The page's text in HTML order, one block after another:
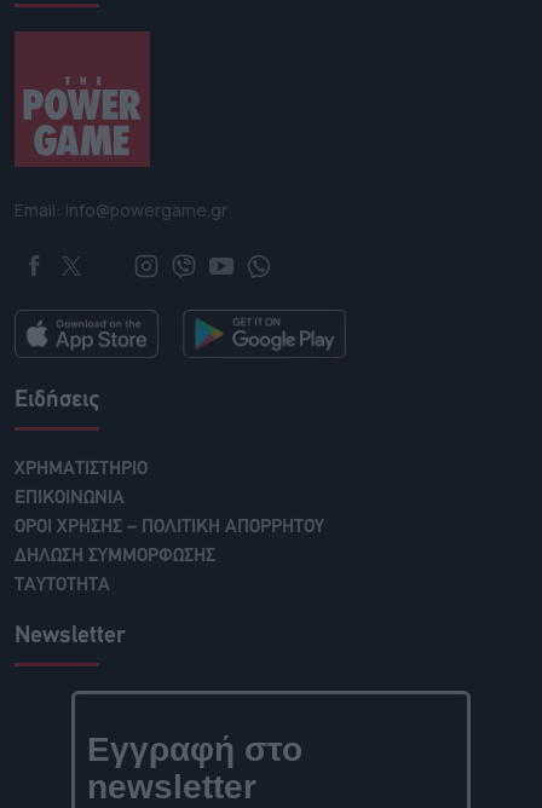
Email: info@powergame.gr
Ειδήσεις
ΧΡΗΜΑΤΙΣΤΗΡΙΟ
ΕΠΙΚΟΙΝΩΝΙΑ
ΟΡΟΙ ΧΡΗΣΗΣ – ΠΟΛΙΤΙΚΗ ΑΠΟΡΡΗΤΟΥ
ΔΗΛΩΣΗ ΣΥΜΜΟΡΦΩΣΗΣ
ΤΑΥΤΟΤΗΤΑ
Newsletter
Εγγραφή στο
newsletter